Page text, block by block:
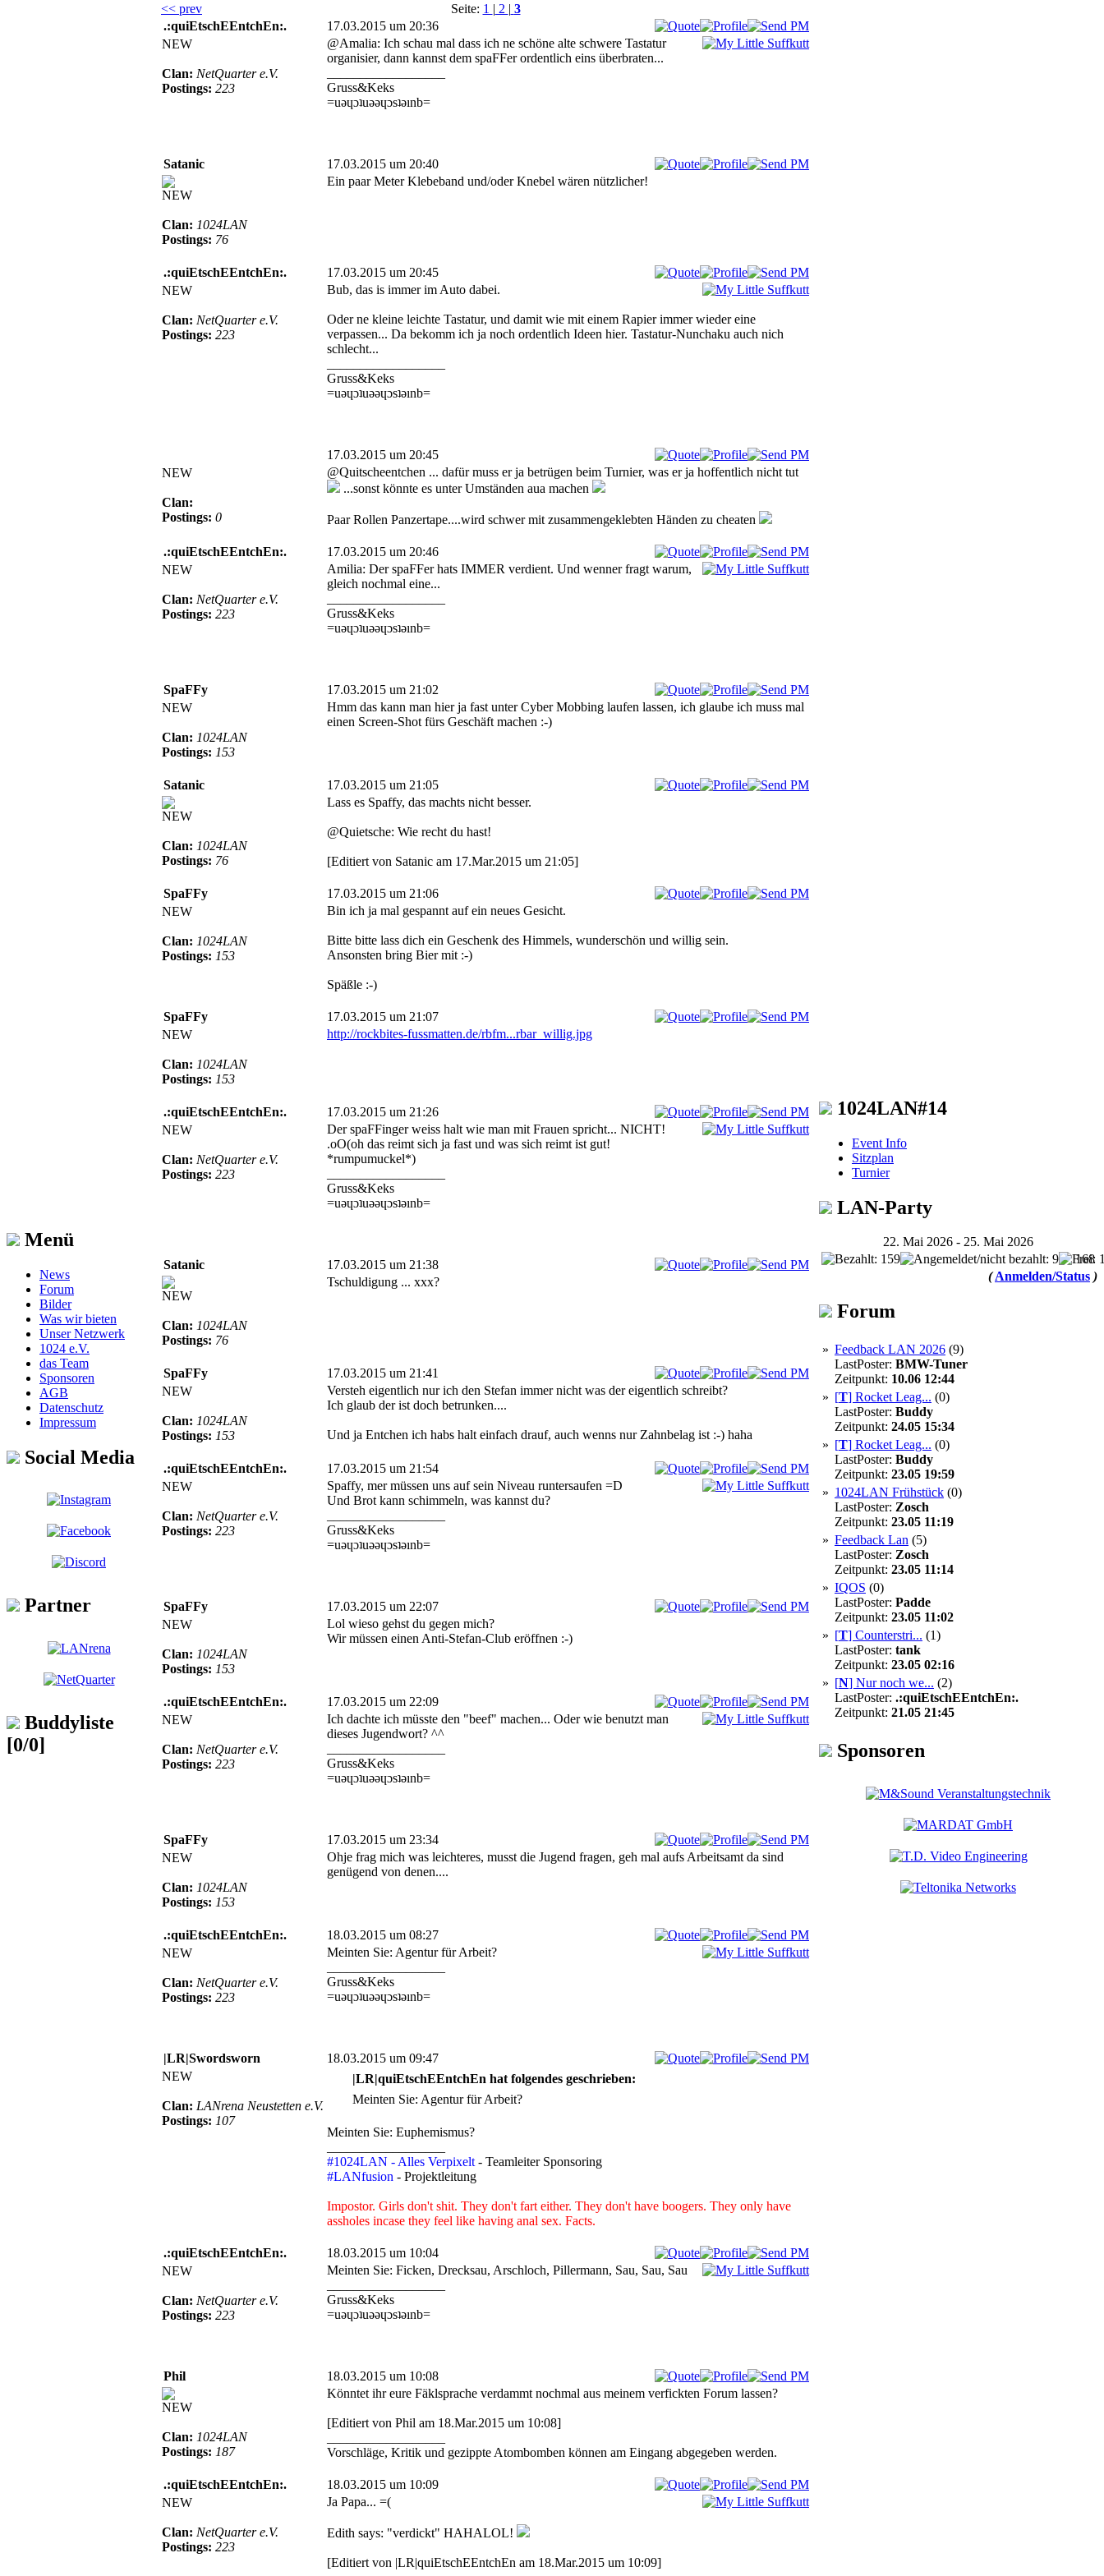
Menü
News
Forum
Bilder
Was wir bieten
Unser Netzwerk
1024 e.V.
das Team
Sponsoren
AGB
Datenschutz
Impressum
Social Media
Partner
Buddyliste
[0/0]
<< prev
Seite: 1 | 2 | 3
.:quiEtschEEntchEn:.
17.03.2015 um 20:36
NEW
Clan: NetQuarter e.V.
Postings: 223
@Amalia: Ich schau mal dass ich ne schöne alte schwere Tastatur
organisier, dann kannst dem spaFFer ordentlich eins überbraten...
Gruss&Keks
=uǝɥɔʇuǝǝɥɔsʇǝınb=
Satanic 17.03.2015 um 20:40
NEW
Clan: 1024LAN
Postings: 76
Ein paar Meter Klebeband und/oder Knebel wären nützlicher!
.:quiEtschEEntchEn:.
17.03.2015 um 20:45
NEW
Clan: NetQuarter e.V.
Postings: 223
Bub, das is immer im Auto dabei.
Oder ne kleine leichte Tastatur, und damit wie mit einem Rapier immer wieder eine
verpassen... Da bekomm ich ja noch ordentlich Ideen hier. Tastatur-Nunchaku auch nich
schlecht...
Gruss&Keks
=uǝɥɔʇuǝǝɥɔsʇǝınb=
17.03.2015 um 20:45
NEW
Clan:
Postings: 0
@Quitscheentchen ... dafür muss er ja betrügen beim Turnier, was er ja hoffentlich nicht tut
...sonst könnte es unter Umständen aua machen
Paar Rollen Panzertape....wird schwer mit zusammengeklebten Händen zu cheaten
.:quiEtschEEntchEn:.
17.03.2015 um 20:46
NEW
Clan: NetQuarter e.V.
Postings: 223
Amilia: Der spaFFer hats IMMER verdient. Und wenner fragt warum,
gleich nochmal eine...
Gruss&Keks
=uǝɥɔʇuǝǝɥɔsʇǝınb=
SpaFFy
17.03.2015 um 21:02
NEW
Clan: 1024LAN
Postings: 153
Hmm das kann man hier ja fast unter Cyber Mobbing laufen lassen, ich glaube ich muss mal
einen Screen-Shot fürs Geschäft machen :-)
Satanic 17.03.2015 um 21:05
NEW
Clan: 1024LAN
Postings: 76
Lass es Spaffy, das machts nicht besser.
@Quietsche: Wie recht du hast!
[Editiert von Satanic am 17.Mar.2015 um 21:05]
SpaFFy
17.03.2015 um 21:06
NEW
Clan: 1024LAN
Postings: 153
Bin ich ja mal gespannt auf ein neues Gesicht.
Bitte bitte lass dich ein Geschenk des Himmels, wunderschön und willig sein.
Ansonsten bring Bier mit :-)
Späßle :-)
SpaFFy
17.03.2015 um 21:07
NEW
Clan: 1024LAN
Postings: 153
http://rockbites-fussmatten.de/rbfm...rbar_willig.jpg
.:quiEtschEEntchEn:.
17.03.2015 um 21:26
NEW
Clan: NetQuarter e.V.
Postings: 223
Der spaFFinger weiss halt wie man mit Frauen spricht... NICHT!
.oO(oh das reimt sich ja fast und was sich reimt ist gut!
*rumpumuckel*)
Gruss&Keks
=uǝɥɔʇuǝǝɥɔsʇǝınb=
Satanic 17.03.2015 um 21:38
NEW
Clan: 1024LAN
Postings: 76
Tschuldigung ... xxx?
SpaFFy
17.03.2015 um 21:41
NEW
Clan: 1024LAN
Postings: 153
Versteh eigentlich nur ich den Stefan immer nicht was der eigentlich schreibt?
Ich glaub der ist doch betrunken....
Und ja Entchen ich habs halt einfach drauf, auch wenns nur Zahnbelag ist :-) haha
.:quiEtschEEntchEn:.
17.03.2015 um 21:54
NEW
Clan: NetQuarter e.V.
Postings: 223
Spaffy, mer müssen uns auf sein Niveau runtersaufen =D
Und Brot kann schimmeln, was kannst du?
Gruss&Keks
=uǝɥɔʇuǝǝɥɔsʇǝınb=
SpaFFy
17.03.2015 um 22:07
NEW
Clan: 1024LAN
Postings: 153
Lol wieso gehst du gegen mich?
Wir müssen einen Anti-Stefan-Club eröffnen :-)
.:quiEtschEEntchEn:.
17.03.2015 um 22:09
NEW
Clan: NetQuarter e.V.
Postings: 223
Ich dachte ich müsste den "beef" machen... Oder wie benutzt man
dieses Jugendwort? ^^
Gruss&Keks
=uǝɥɔʇuǝǝɥɔsʇǝınb=
SpaFFy
17.03.2015 um 23:34
NEW
Clan: 1024LAN
Postings: 153
Ohje frag mich was leichteres, musst die Jugend fragen, geh mal aufs Arbeitsamt da sind
genügend von denen....
.:quiEtschEEntchEn:.
18.03.2015 um 08:27
NEW
Clan: NetQuarter e.V.
Postings: 223
Meinten Sie: Agentur für Arbeit?
Gruss&Keks
=uǝɥɔʇuǝǝɥɔsʇǝınb=
|LR|Swordsworn
18.03.2015 um 09:47
NEW
Clan: LANrena Neustetten e.V.
Postings: 107
|LR|quiEtschEEntchEn hat folgendes geschrieben:
Meinten Sie: Agentur für Arbeit?
Meinten Sie: Euphemismus?
#1024LAN - Alles Verpixelt - Teamleiter Sponsoring
#LANfusion - Projektleitung
Impostor. Girls don't shit. They don't fart either. They don't have boogers. They only have
assholes incase they feel like having anal sex. Facts.
.:quiEtschEEntchEn:.
18.03.2015 um 10:04
NEW
Clan: NetQuarter e.V.
Postings: 223
Meinten Sie: Ficken, Drecksau, Arschloch, Pillermann, Sau, Sau, Sau
Gruss&Keks
=uǝɥɔʇuǝǝɥɔsʇǝınb=
Phil 18.03.2015 um 10:08
NEW
Clan: 1024LAN
Postings: 187
Könntet ihr eure Fäklsprache verdammt nochmal aus meinem verfickten Forum lassen?
[Editiert von Phil am 18.Mar.2015 um 10:08]
Vorschläge, Kritik und gezippte Atombomben können am Eingang abgegeben werden.
.:quiEtschEEntchEn:.
18.03.2015 um 10:09
NEW
Clan: NetQuarter e.V.
Postings: 223
Ja Papa... =(
Edith says: "verdickt" HAHALOL!
[Editiert von |LR|quiEtschEEntchEn am 18.Mar.2015 um 10:09]
1024LAN#14
Event Info
Sitzplan
Turnier
LAN-Party
22. Mai 2026 - 25. Mai 2026
168
(Anmelden/Status )
Forum
» Feedback LAN 2026 (9)
LastPoster: BMW-Tuner
Zeitpunkt: 10.06 12:44
» [T] Rocket Leag... (0)
LastPoster: Buddy
Zeitpunkt: 24.05 15:34
» [T] Rocket Leag... (0)
LastPoster: Buddy
Zeitpunkt: 23.05 19:59
» 1024LAN Frühstück (0)
LastPoster: Zosch
Zeitpunkt: 23.05 11:19
» Feedback Lan (5)
LastPoster: Zosch
Zeitpunkt: 23.05 11:14
» IQOS (0)
LastPoster: Padde
Zeitpunkt: 23.05 11:02
» [T] Counterstri... (1)
LastPoster: tank
Zeitpunkt: 23.05 02:16
» [N] Nur noch we... (2)
LastPoster: .:quiEtschEEntchEn:.
Zeitpunkt: 21.05 21:45
Sponsoren